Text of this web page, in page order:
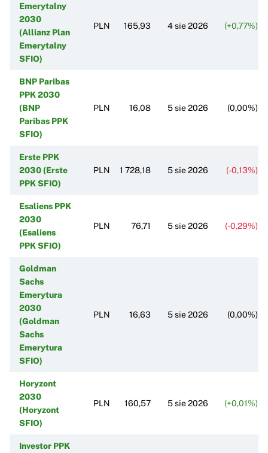
Emerytalny
2030
(Allianz Plan
Emerytalny
SFIO)
PLN 165,93 4 sie 2026 (+0,77%)
BNP Paribas
PPK 2030
(BNP
Paribas PPK
SFIO)
PLN 16,08 5 sie 2026 (0,00%)
Erste PPK
2030 (Erste
PPK SFIO)
PLN 1 728,18 5 sie 2026 (-0,13%)
Esaliens PPK
2030
(Esaliens
PPK SFIO)
PLN 76,71 5 sie 2026 (-0,29%)
Goldman
Sachs
Emerytura
2030
(Goldman
Sachs
Emerytura
SFIO)
PLN 16,63 5 sie 2026 (0,00%)
Horyzont
2030
(Horyzont
SFIO)
PLN 160,57 5 sie 2026 (+0,01%)
Investor PPK